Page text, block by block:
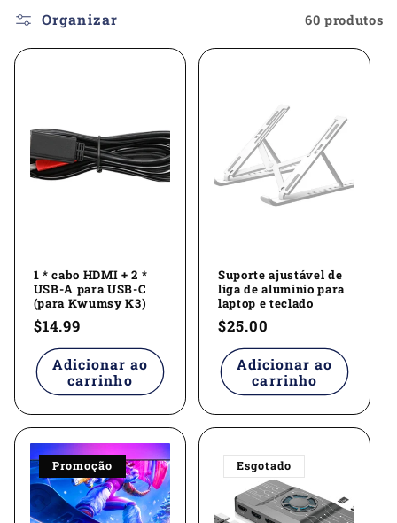
l
e
ã
o
Organizar 60 produtos
1 * cabo HDMI + 2 *
USB-A para USB-C
(para Kwumsy K3)
Preço
normal
$14.99
Adicionar ao
carrinho
Suporte ajustável de
liga de alumínio para
laptop e teclado
Preço
normal
$25.00
Adicionar ao
carrinho
Promoção Esgotado